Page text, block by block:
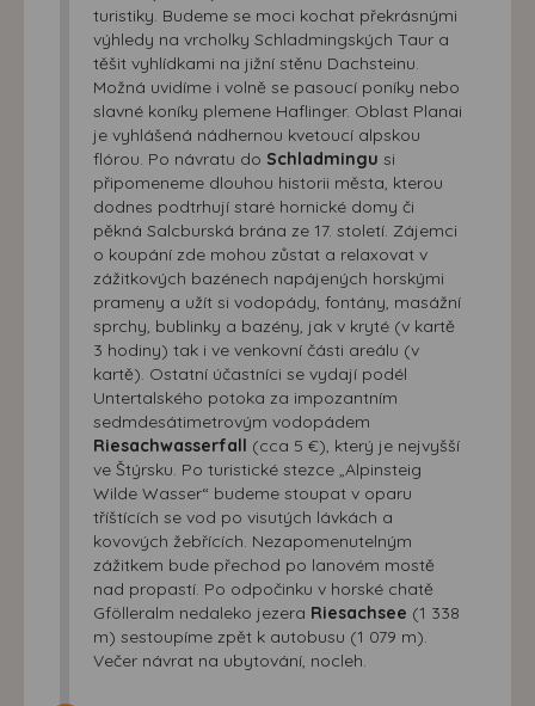
turistiky. Budeme se moci kochat překrásnými
výhledy na vrcholky Schladmingských Taur a
těšit vyhlídkami na jižní stěnu Dachsteinu.
Možná uvidíme i volně se pasoucí poníky nebo
slavné koníky plemene Haflinger. Oblast Planai
je vyhlášená nádhernou kvetoucí alpskou
flórou. Po návratu do Schladmingu si
připomeneme dlouhou historii města, kterou
dodnes podtrhují staré hornické domy či
pěkná Salcburská brána ze 17. století. Zájemci
o koupání zde mohou zůstat a relaxovat v
zážitkových bazénech napájených horskými
prameny a užít si vodopády, fontány, masážní
sprchy, bublinky a bazény, jak v kryté (v kartě
3 hodiny) tak i ve venkovní části areálu (v
kartě). Ostatní účastníci se vydají podél
Untertalského potoka za impozantním
sedmdesátimetrovým vodopádem
Riesachwasserfall (cca 5 €), který je nejvyšší
ve Štýrsku. Po turistické stezce „Alpinsteig
Wilde Wasser“ budeme stoupat v oparu
tříštících se vod po visutých lávkách a
kovových žebřících. Nezapomenutelným
zážitkem bude přechod po lanovém mostě
nad propastí. Po odpočinku v horské chatě
Gfölleralm nedaleko jezera Riesachsee (1 338
m) sestoupíme zpět k autobusu (1 079 m).
Večer návrat na ubytování, nocleh.